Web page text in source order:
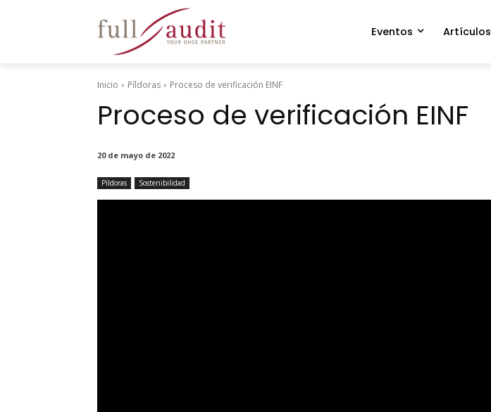
Eventos Artículos
Inicio Píldoras Proceso de verificación EINF
Proceso de verificación EINF
20 de mayo de 2022
Píldoras Sostenibilidad